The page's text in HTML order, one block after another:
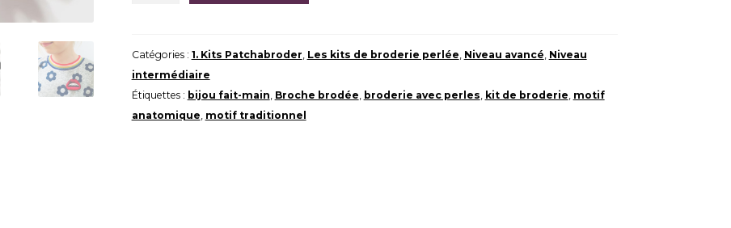
Kit
Broche
Catégories : 1. Kits Patchabroder, Les kits de broderie perlée, Niveau avancé, Niveau
intermédiaire
Étiquettes : bijou fait-main, Broche brodée, broderie avec perles, kit de broderie, motif
anatomique, motif traditionnel